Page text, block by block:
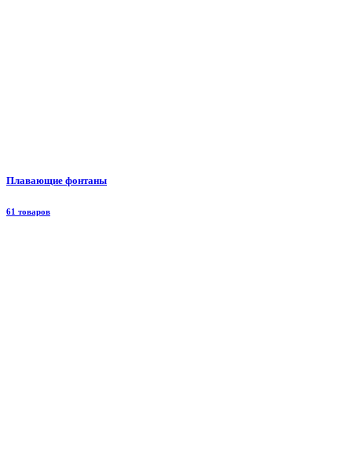
Плавающие фонтаны
61 товаров